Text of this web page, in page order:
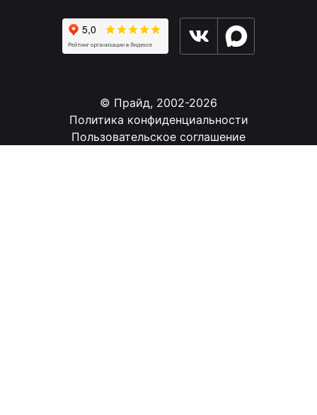
© Прайд, 2002-2026
Политика конфиденциальности
Пользовательское соглашение